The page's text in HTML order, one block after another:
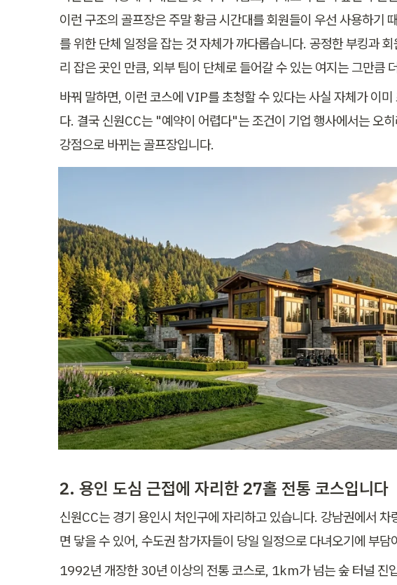
이런 구조의 골프장은 주말 황금 시간대를 회원들이 우선 사용하기
를 위한 단체 일정을 잡는 것 자체가 까다롭습니다. 공정한 부킹과
리 잡은 곳인 만큼, 외부 팀이 단체로 들어갈 수 있는 여지는 그만큼
바꿔 말하면, 이런 코스에 VIP를 초청할 수 있다는 사실 자체가 이미
다. 결국 신원CC는 "예약이 어렵다"는 조건이 기업 행사에서는 오
강점으로 바뀌는 골프장입니다.
2. 용인 도심 근접에 자리한 27홀 전통 코스입니다
신원CC는 경기 용인시 처인구에 자리하고 있습니다. 강남권에서 차
면 닿을 수 있어, 수도권 참가자들이 당일 일정으로 다녀오기에 부담
1992년 개장한 30년 이상의 전통 코스로, 1km가 넘는 숲 터널 진